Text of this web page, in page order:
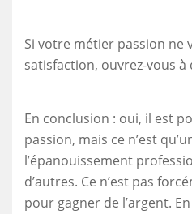
Si votre métier passion ne
satisfaction, ouvrez-vous
En conclusion : oui, il est
passion, mais ce n’est
l’épanouissement
d’autres. Ce n’est pas
pour gagner de l’argent.